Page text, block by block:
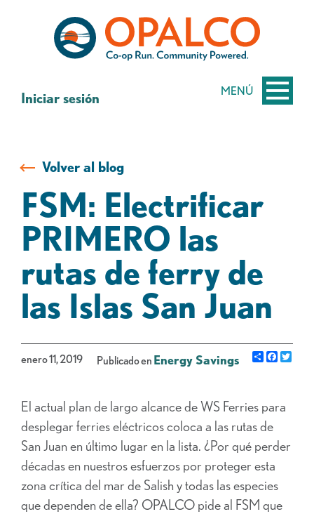
contenido
MENÚ
Iniciar sesión
Volver al blog
FSM: Electrificar
PRIMERO las
rutas de ferry de
las Islas San Juan
enero 11, 2019 Publicado en Energy Savings Share
El actual plan de largo alcance de WS Ferries para
desplegar ferries eléctricos coloca a las rutas de
San Juan en último lugar en la lista. ¿Por qué perder
décadas en nuestros esfuerzos por proteger esta
zona crítica del mar de Salish y todas las especies
que dependen de ella? OPALCO pide al FSM que